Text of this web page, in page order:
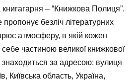
– “Книжкова Полиця”.
безліч літературних
атмосферу, в якій кожен
себе частиною великої книжкової
за адресою: вулиця
Київська область, Україна,